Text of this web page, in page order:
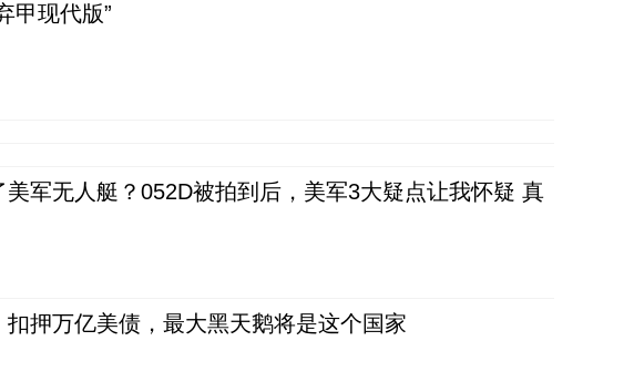
甲现代版”
美军无人艇？052D被拍到后，美军3大疑点让我怀疑 真
扣押万亿美债，最大黑天鹅将是这个国家